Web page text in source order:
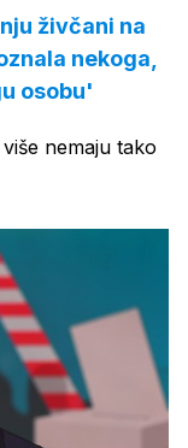
živčani na
nekoga,
osobu'
nemaju tako